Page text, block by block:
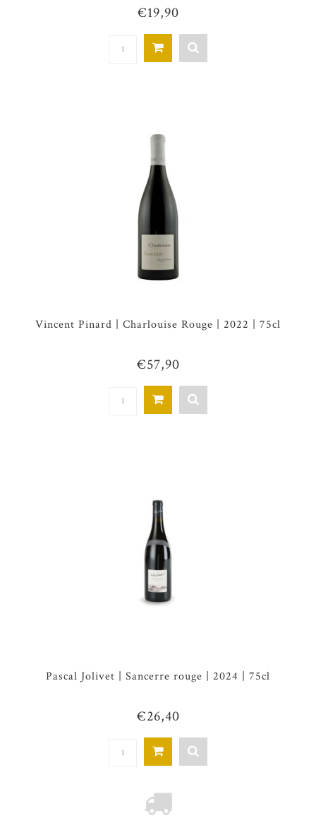
€19,90
Vincent Pinard | Charlouise Rouge | 2022 | 75cl
€57,90
Pascal Jolivet | Sancerre rouge | 2024 | 75cl
€26,40